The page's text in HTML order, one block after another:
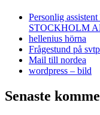
Personlig
STOCKHOLM
hellenius hörna
Frågestund på
Mail till nordea
wordpress – bild
Senaste